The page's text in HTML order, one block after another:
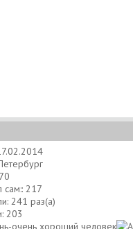
сам:: 217
241 раз(а)
203